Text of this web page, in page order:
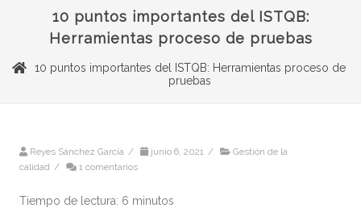
10 puntos importantes del ISTQB:
Herramientas proceso de pruebas
10 puntos importantes del ISTQB: Herramientas proceso de
pruebas
Reyes Sánchez García / junio 6, 2021 /
Gestión de la
calidad / 1 comentarios
Tiempo de lectura: 6 minutos